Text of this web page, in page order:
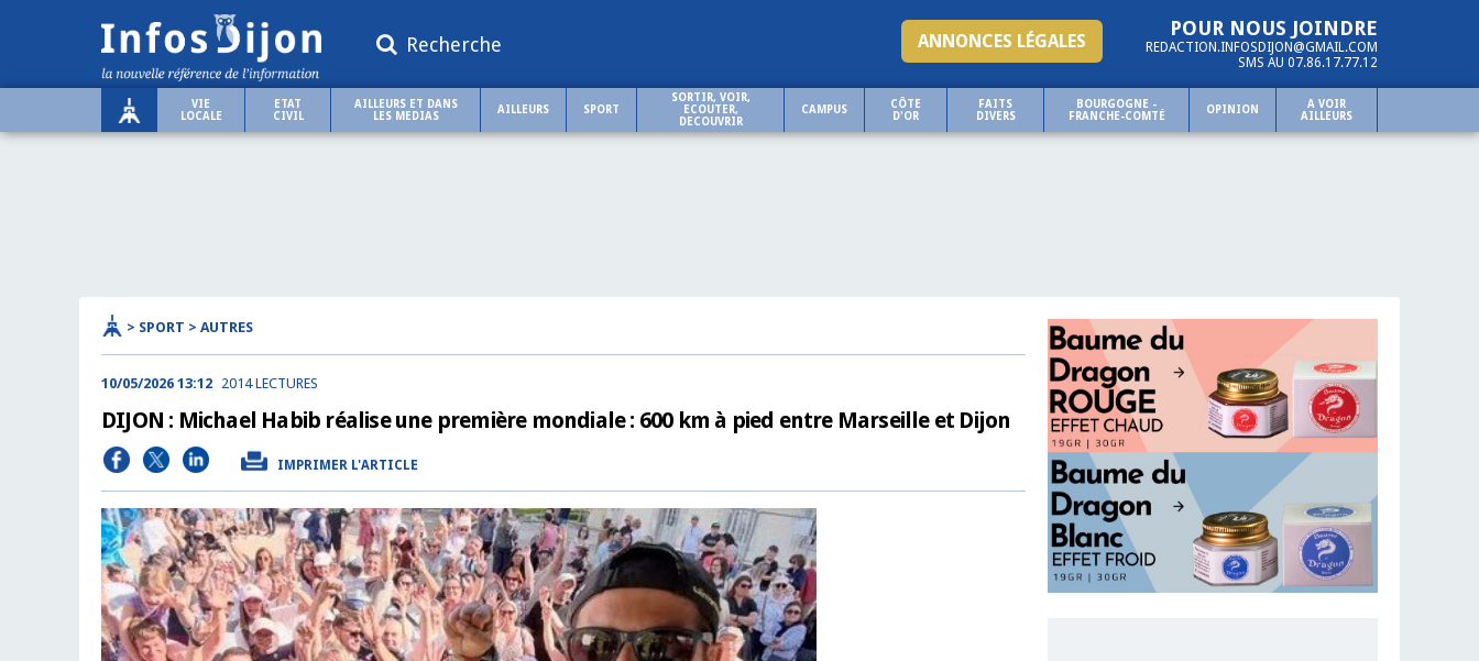
Recherche
POUR NOUS JOINDRE
REDACTION.INFOSDIJON@GMAIL.COM
SMS AU 07.86.17.77.12
ANNONCES LÉGALES
VIE
LOCALE
ETAT
CIVIL
AILLEURS ET DANS
LES MEDIAS
AILLEURS SPORT
SORTIR, VOIR,
ECOUTER,
DECOUVRIR
CAMPUS
CÔTE
D'OR
FAITS
DIVERS
BOURGOGNE -
FRANCHE-COMTÉ
OPINION
A VOIR
AILLEURS
> SPORT > AUTRES
10/05/2026 13:12 2014 LECTURES
DIJON : Michael Habib réalise une première mondiale : 600 km à pied entre Marseille et Dijon
IMPRIMER L'ARTICLE